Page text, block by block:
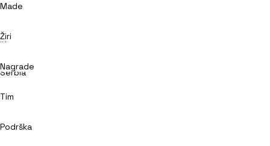
Made
in
Serbia
Žiri
Nagrade
Tim
Podrška